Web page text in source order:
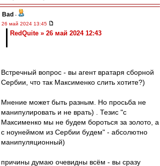
Bad -
26 май 2024 13:45
RedQuite » 26 май 2024 12:43
Встречный вопрос - вы агент вратаря сборной
Сербии, что так Максименко слить хотите?)
Мнение может быть разным. Но просьба не
манипулировать и не врать) . Тезис "с
Максименко мы не будем бороться за золото, а
с ноунеймом из Сербии будем" - абсолютно
манипуляционный)
причины думаю очевидны всём - вы сразу